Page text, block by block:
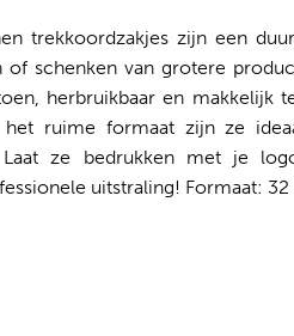
trekkoordzakjes zijn een
of schenken van grotere
herbruikbaar en makkelijk
het ruime formaat zijn ze
Laat ze bedrukken met je
uitstraling! Formaat: